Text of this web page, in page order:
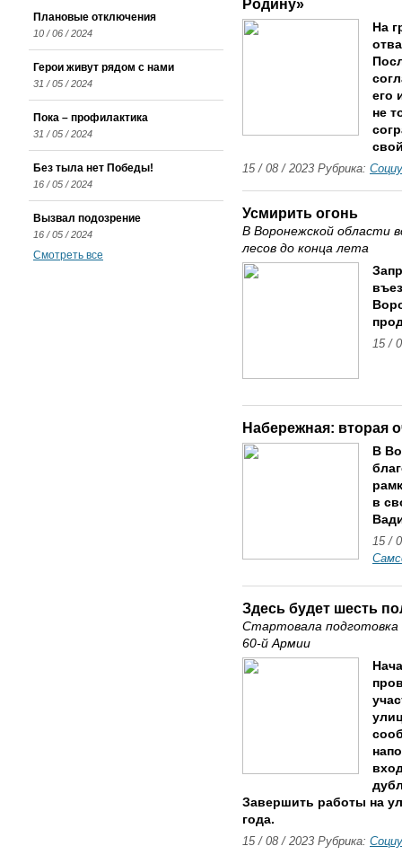
Родину»
На
его
не
15 / 08 / 2023 Рубрика:
Усмирить огонь
В Воронежской области
лесов до конца лета
15 /
Набережная: вторая
В
в
15 /
Здесь будет шесть
Стартовала подготовка
60-й Армии
Завершить работы на
года.
15 / 08 / 2023 Рубрика:
Плановые отключения
10 / 06 / 2024
Герои живут рядом с нами
31 / 05 / 2024
Пока – профилактика
31 / 05 / 2024
Без тыла нет Победы!
16 / 05 / 2024
Вызвал подозрение
16 / 05 / 2024
Смотреть все